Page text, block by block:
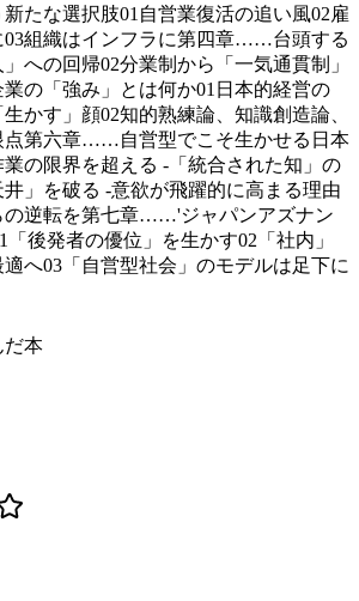
たな選択肢01自営業復活の追い風02雇
03組織はインフラに第四章……台頭する
への回帰02分業制から「一気通貫制」
の「強み」とは何か01日本的経営の
生かす」顔02知的熟練論、知識創造論、
点第六章……自営型でこそ生かせる日本
の限界を超える -「統合された知」の
」を破る -意欲が飛躍的に高まる理由
の逆転を第七章……'ジャパンアズナン
後発者の優位」を生かす02「社内」
へ03「自営型社会」のモデルは足下に
だ本